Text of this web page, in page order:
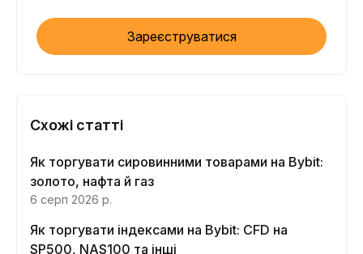
Зареєструватися
Схожі статті
Як торгувати сировинними товарами на Bybit:
золото, нафта й газ
6 серп 2026 р.
Як торгувати індексами на Bybit: CFD на
SP500, NAS100 та інші